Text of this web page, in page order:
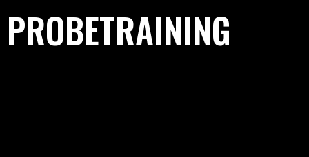
PROBETRAINING